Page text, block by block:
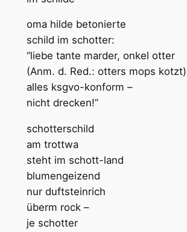
oma hilde betonierte
schild im schotter:
“liebe tante marder, onkel otter
(Anm. d. Red.: otters mops kotzt)
alles ksgvo-konform –
nicht drecken!”
schotterschild
am trottwa
steht im schott-land
blumengeizend
nur duftsteinrich
überm rock –
je schotter